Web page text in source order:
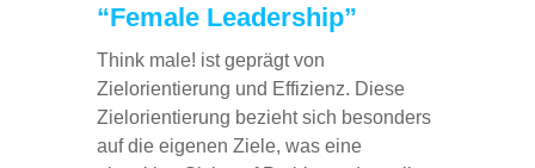
“Female Leadership”
Think male! ist geprägt von
Zielorientierung und Effizienz. Diese
Zielorientierung bezieht sich besonders
auf die eigenen Ziele, was eine